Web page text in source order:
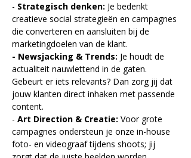
- Strategisch denken: Je bedenkt
creatieve social strategieën en campagnes
die converteren en aansluiten bij de
marketingdoelen van de klant.
- Newsjacking & Trends: Je houdt de
actualiteit nauwlettend in de gaten.
Gebeurt er iets relevants? Dan zorg jij dat
jouw klanten direct inhaken met passende
content.
- Art Direction & Creatie: Voor grote
campagnes ondersteun je onze in-house
foto- en videograaf tijdens shoots; jij